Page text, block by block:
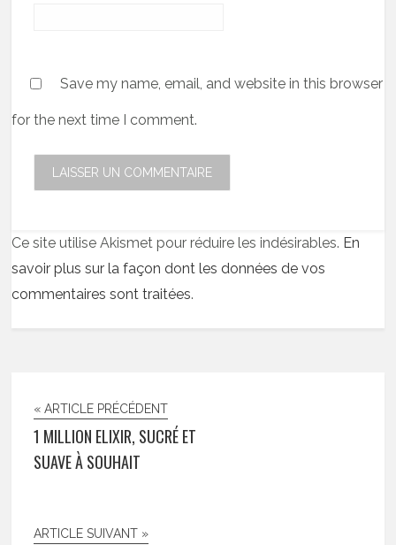
Save my name, email, and website in this browser
for the next time I comment.
Ce site utilise Akismet pour réduire les indésirables. En
savoir plus sur la façon dont les données de vos
commentaires sont traitées.
« ARTICLE PRÉCÉDENT
1 MILLION ELIXIR, SUCRÉ ET
SUAVE À SOUHAIT
ARTICLE SUIVANT »